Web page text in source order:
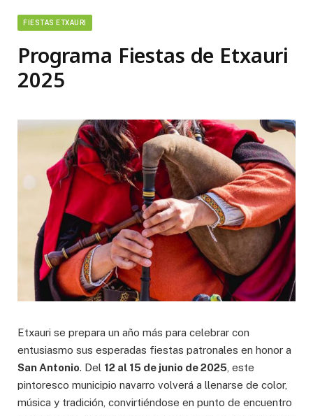
FIESTAS ETXAURI
Programa Fiestas de Etxauri
2025
Etxauri se prepara un año más para celebrar con
entusiasmo sus esperadas fiestas patronales en honor a
San Antonio. Del 12 al 15 de junio de 2025 , este
pintoresco municipio navarro volverá a llenarse de color,
música y tradición, convirtiéndose en punto de encuentro